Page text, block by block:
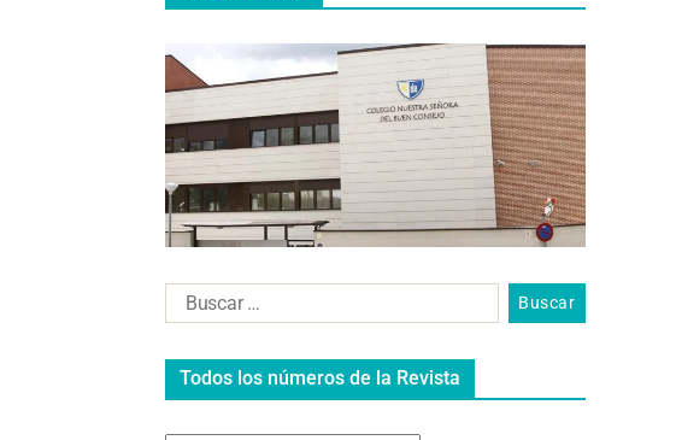
Todos los números de la Revista